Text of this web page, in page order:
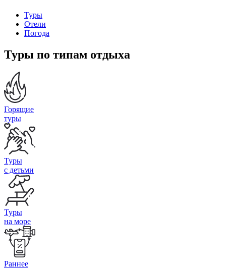
Туры
Отели
Погода
Туры по типам отдыха
Горящие
туры
Туры
с детьми
Туры
на море
Раннее